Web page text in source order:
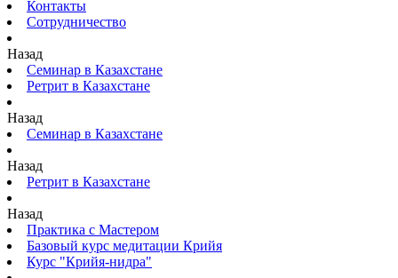
Контакты
Сотрудничество
Назад
Семинар в Казахстане
Ретрит в Казахстане
Назад
Семинар в Казахстане
Назад
Ретрит в Казахстане
Назад
Практика с Мастером
Базовый курс медитации Крийя
Курс "Крийя-нидра"